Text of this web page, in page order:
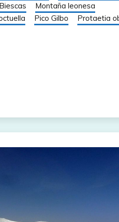
Montaña leonesa
Pico Gilbo Protaetia